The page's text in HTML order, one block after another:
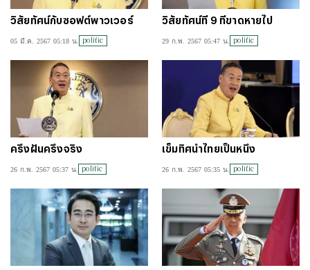
วิสัยทัศน์กับซอฟต์พาวเวอร์
05 มี.ค. 2567 05:18 น. politic
วิสัยทัศน์ที่ 9 ที่ขาดหายไป
29 ก.พ. 2567 05:47 น. politic
ครึ่งฝันครึ่งจริง
26 ก.พ. 2567 05:37 น. politic
เข็มทิศนำไทยเป็นหนึ่ง
26 ก.พ. 2567 05:35 น. politic